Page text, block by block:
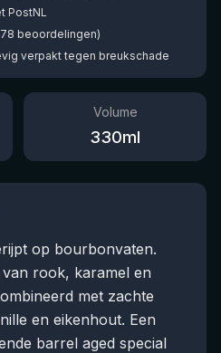
PostNL
beoordelingen)
verpakt tegen breukschade
Volume
330ml
op bourbonvaten.
rook, karamel en
met zachte
en eikenhout. Een
barrel aged special